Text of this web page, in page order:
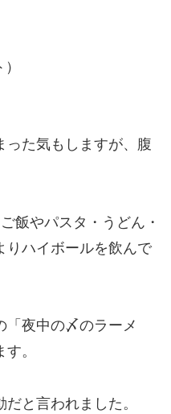
った気もしますが、腹
飯やパスタ・うどん・
りハイボールを飲んで
「夜中の〆のラーメ
。
と言われました。